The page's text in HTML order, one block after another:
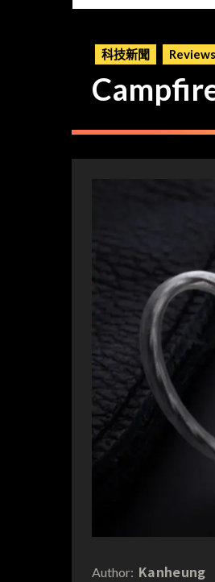
科技新聞 Reviews
Author: Kanheung